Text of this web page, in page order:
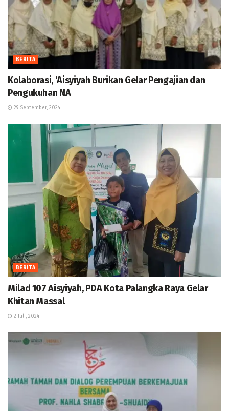
BERITA
Kolaborasi, ‘Aisyiyah Burikan Gelar Pengajian dan
Pengukuhan NA
29 September, 2024
BERITA
Milad 107 Aisyiyah, PDA Kota Palangka Raya Gelar
Khitan Massal
2 Juli, 2024